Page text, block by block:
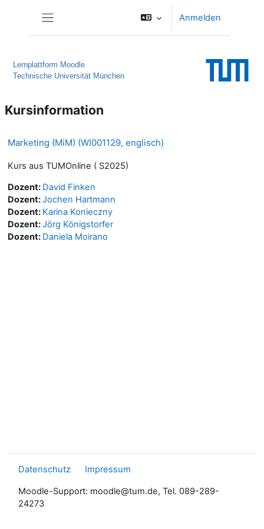
Anmelden
Lernplattform Moodle
Technische Universität München
Kursinformation
Marketing (MiM) (WI001129, englisch)
Kurs aus TUMOnline ( S2025)
Dozent: David Finken
Dozent:Jochen Hartmann
Dozent: Karina Konieczny
Dozent:Jörg Königstorfer
Dozent: Daniela Moirano
Datenschutz Impressum
Moodle-Support: moodle@tum.de, Tel. 089-289-
24273